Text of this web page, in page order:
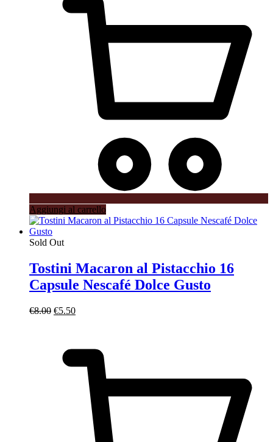
Aggiungi al carrello
Sold Out
Tostini Macaron al Pistacchio 16
Capsule Nescafé Dolce Gusto
€8.00 Il
€8.00.
€5.50Il
€5.50.